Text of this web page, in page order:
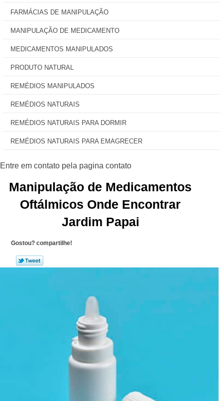
FARMÁCIAS DE MANIPULAÇÃO
MANIPULAÇÃO DE MEDICAMENTO
MEDICAMENTOS MANIPULADOS
PRODUTO NATURAL
REMÉDIOS MANIPULADOS
REMÉDIOS NATURAIS
REMÉDIOS NATURAIS PARA DORMIR
REMÉDIOS NATURAIS PARA EMAGRECER
Manipulação de Medicamentos
Oftálmicos Onde Encontrar
Jardim Papai
Gostou? compartilhe!